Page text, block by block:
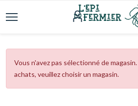
Vous n'avez pas sélectionné de
achats, veuillez choisir un magasin.